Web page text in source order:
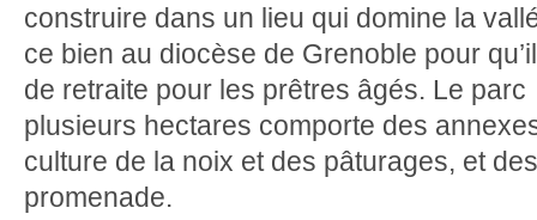
construire dans un lieu qui domine la
ce bien au diocèse de Grenoble pour
de retraite pour les prêtres âgés. Le
plusieurs hectares comporte des
culture de la noix et des pâturages, et
promenade.